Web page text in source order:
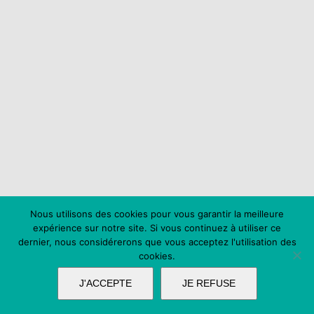
Nous utilisons des cookies pour vous garantir la meilleure
expérience sur notre site. Si vous continuez à utiliser ce
dernier, nous considérerons que vous acceptez l'utilisation des
cookies.
J'ACCEPTE JE REFUSE